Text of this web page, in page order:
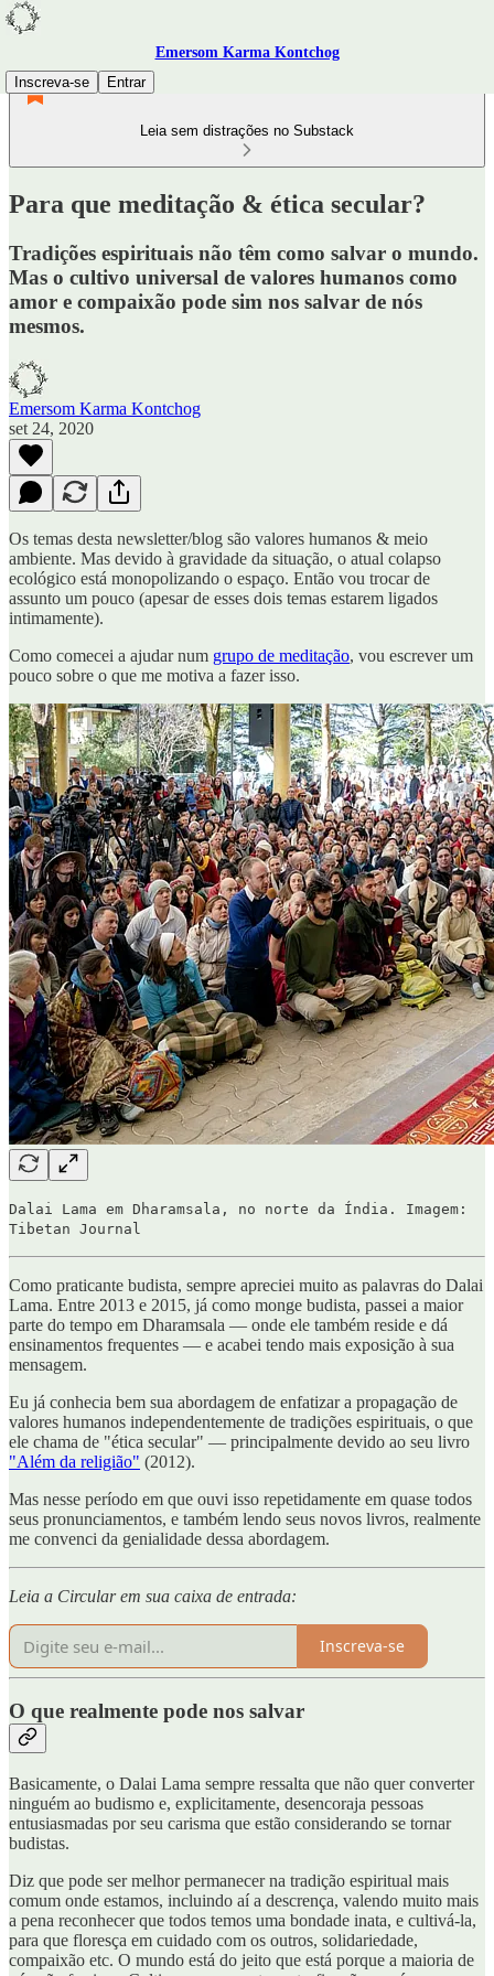
Emersom Karma Kontchog
Inscreva-se
Entrar
Leia sem distrações no Substack
Para que meditação & ética secular?
Tradições espirituais não têm como salvar o mundo.
Mas o cultivo universal de valores humanos como
amor e compaixão pode sim nos salvar de nós
mesmos.
Emersom Karma Kontchog
set 24, 2020
Os temas desta newsletter/blog são valores humanos & meio
ambiente. Mas devido à gravidade da situação, o atual colapso
ecológico está monopolizando o espaço. Então vou trocar de
assunto um pouco (apesar de esses dois temas estarem ligados
intimamente).
Como comecei a ajudar num grupo de meditação, vou escrever um
pouco sobre o que me motiva a fazer isso.
Dalai Lama em Dharamsala, no norte da Índia. Imagem:
Tibetan Journal
Como praticante budista, sempre apreciei muito as palavras do Dalai
Lama. Entre 2013 e 2015, já como monge budista, passei a maior
parte do tempo em Dharamsala — onde ele também reside e dá
ensinamentos frequentes — e acabei tendo mais exposição à sua
mensagem.
Eu já conhecia bem sua abordagem de enfatizar a propagação de
valores humanos independentemente de tradições espirituais, o que
ele chama de "ética secular" — principalmente devido ao seu livro
"Além da religião" (2012).
Mas nesse período em que ouvi isso repetidamente em quase todos
seus pronunciamentos, e também lendo seus novos livros, realmente
me convenci da genialidade dessa abordagem.
Leia a Circular em sua caixa de entrada:
Inscreva-se
O que realmente pode nos salvar
Basicamente, o Dalai Lama sempre ressalta que não quer converter
ninguém ao budismo e, explicitamente, desencoraja pessoas
entusiasmadas por seu carisma que estão considerando se tornar
budistas.
Diz que pode ser melhor permanecer na tradição espiritual mais
comum onde estamos, incluindo aí a descrença, valendo muito mais
a pena reconhecer que todos temos uma bondade inata, e cultivá-la,
para que floresça em cuidado com os outros, solidariedade,
compaixão etc. O mundo está do jeito que está porque a maioria de